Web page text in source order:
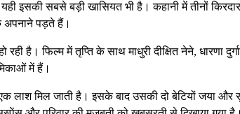
इसकी सबसे बड़ी खासियत भी है। कहानी में तीनों
अपनाने पड़ते हैं।
है। फिल्म में तृप्ति के साथ माधुरी दीक्षित नेने, धारणा
में हैं।
लाश मिल जाती है। इसके बाद उसकी दो बेटियों जया और